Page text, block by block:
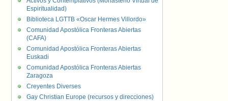
Espiritualidad)
Biblioteca LGTTB «Oscar Hermes Villordo»
Comunidad Apostólica Fronteras Abiertas
(CAFA)
Comunidad Apostólica Fronteras Abiertas
Euskadi
Comunidad Apostólica Fronteras Abiertas
Zaragoza
Creyentes Diverses
Gay Christian Europe (recursos y direcciones)